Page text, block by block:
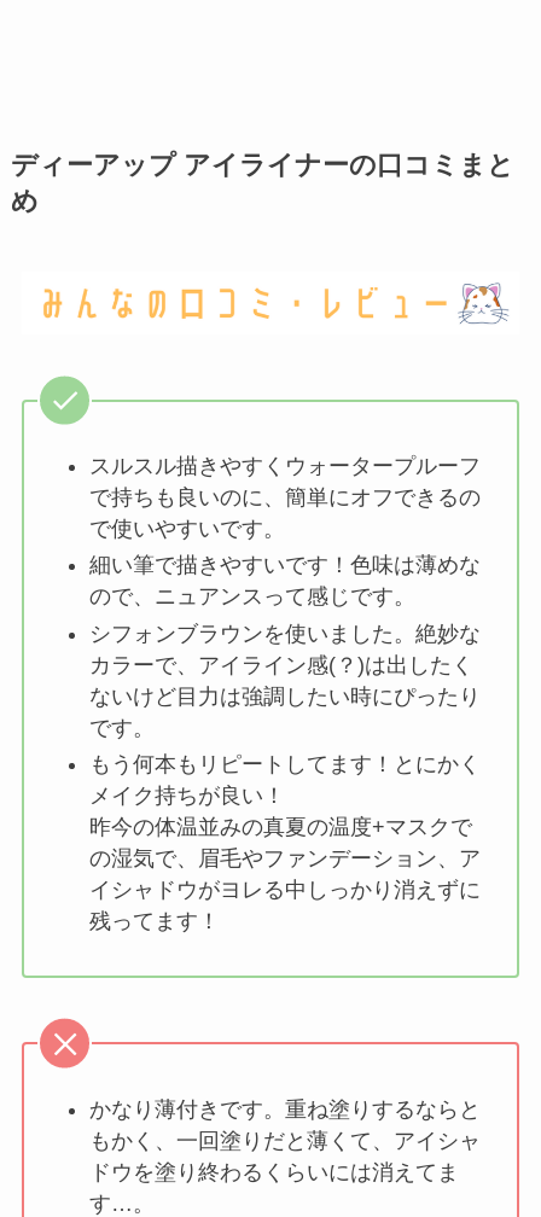
ディーアップ アイライナーの口コミまと
め
スルスル描きやすくウォータープルーフ
で持ちも良いのに、簡単にオフできるの
で使いやすいです。
細い筆で描きやすいです！色味は薄めな
ので、ニュアンスって感じです。
シフォンブラウンを使いました。絶妙な
カラーで、アイライン感(？)は出したく
ないけど目力は強調したい時にぴったり
です。
もう何本もリピートしてます！とにかく
メイク持ちが良い！
昨今の体温並みの真夏の温度+マスクで
の湿気で、眉毛やファンデーション、ア
イシャドウがヨレる中しっかり消えずに
残ってます！
かなり薄付きです。重ね塗りするならと
もかく、一回塗りだと薄くて、アイシャ
ドウを塗り終わるくらいには消えてま
す…。